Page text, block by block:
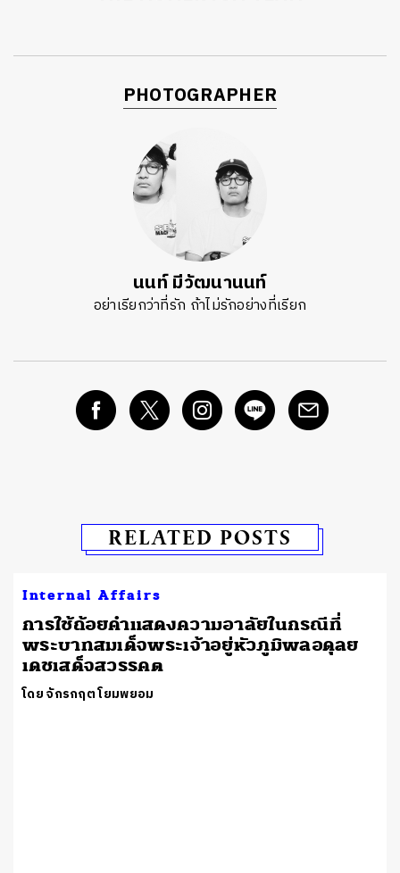
PHOTOGRAPHER
นนท์ มีวัฒนานนท์
อย่าเรียกว่าที่รัก ถ้าไม่รักอย่างที่เรียก
RELATED POSTS
Internal Affairs
การใช้ถ้อยคำแสดงความอาลัยในกรณีที่
พระบาทสมเด็จพระเจ้าอยู่หัวภูมิพลอดุลย
เดชเสด็จสวรรคต
โดย จักรกฤต โยมพยอม